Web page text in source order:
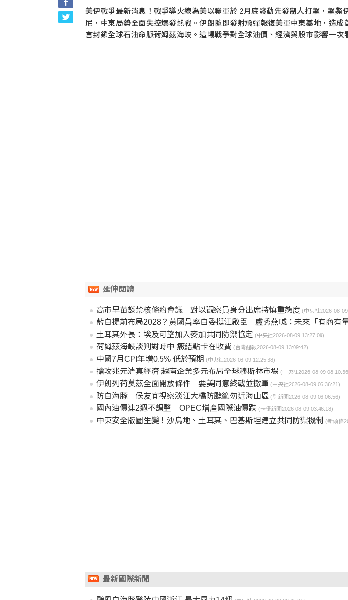
美伊戰爭最新消息！戰爭導火線為美以聯軍於 2月底發動先發制人打擊，擊斃
尼，中東局勢全面失控爆發熱戰。伊朗隨即發射飛彈報復美軍中東基地，造成
言封鎖全球石油命脈荷姆茲海峽。這場戰爭對全球油價、經濟與股市影響一次
延伸閱讀
高市早苗談禁核條約會議 對以觀察員身分出席持慎重態度 (中央社2026-08-
藍白提前布局2028？黃國昌率白委挺江啟臣 盧秀燕喊：未來「有商有量
土耳其外長：埃及可望加入麥加共同防禦協定 (中央社2026-08-09 13:27:09)
荷姆茲海峽談判對峙中 癥結點卡在收費 (台灣醒報2026-08-09 13:09:42)
中國7月CPI年增0.5% 低於預期 (中央社2026-08-09 12:25:38)
搶攻兆元清真經濟 越南企業多元布局全球穆斯林市場 (中央社2026-08-09
伊朗列荷莫茲全面開放條件 要美同意終戰並撤軍 (中央社2026-08-09 06:36:21)
防白海豚 侯友宜視察淡江大橋防颱籲勿近海山區 (引新聞2026-08-09 06:06:56)
國內油價連2週不調整 OPEC增產國際油價跌 (卡優新聞2026-08-09 03:46:18)
中東安全版圖生變！沙烏地、土耳其、巴基斯坦建立共同防禦機制 (新頭條
最新國際新聞